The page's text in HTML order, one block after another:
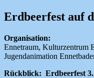
Erdbeerfest auf
Organisation:
Ennetraum, Kulturzentrum
Jugendanimation
Rückblick: Erdbeerfest